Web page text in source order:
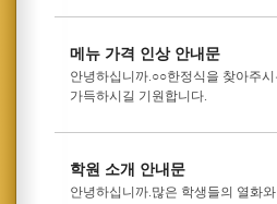
메뉴 가격 인상 안내문
안녕하십니까.○○한정식을 찾아주
가득하시길 기원합니다.
학원 소개 안내문
안녕하십니까.많은 학생들의 열화